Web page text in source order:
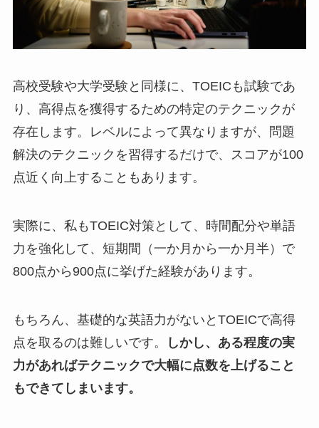
高校受験や大学受験と同様に、TOEICも試験であ
り、高得点を獲得するための特定のテクニックが
存在します。レベルによって異なりますが、問題
解決のテクニックを習得するだけで、スコアが100
点近く向上することもあります。
実際に、私もTOEIC対策として、時間配分や単語
力を強化して、短期間（一か月から一か月半）で
800点から900点に挙げた経験があります。
もちろん、基礎的な英語力がないとTOEICで高得
点を取るのは難しいです。
しかし、ある程度の実
力があればテクニックで大幅に点数を上げること
もできてしまいます。